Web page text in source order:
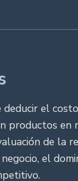
el
productos en
de la
el